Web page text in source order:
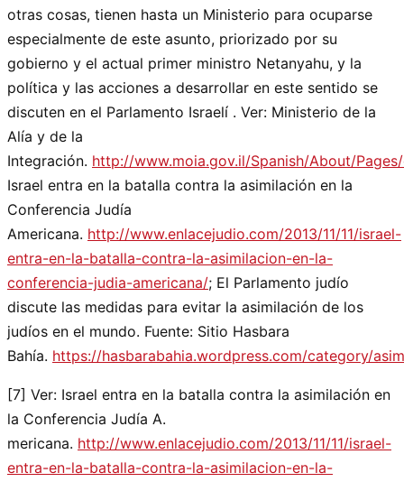
otras cosas, tienen hasta un Ministerio para ocuparse
especialmente de este asunto, priorizado por su
gobierno y el actual primer ministro Netanyahu, y la
política y las acciones a desarrollar en este sentido se
discuten en el Parlamento Israelí . Ver: Ministerio de la
Alía y de la
Integración. http://www.moia.gov.il/Spanish/About/
Israel entra en la batalla contra la asimilación en la
Conferencia Judía
Americana. http://www.enlacejudio.com/2013/11/11/israel-
entra-en-la-batalla-contra-la-asimilacion-en-la-
conferencia-judia-americana/; El Parlamento judío
discute las medidas para evitar la asimilación de los
judíos en el mundo. Fuente: Sitio Hasbara
Bahía. https://hasbarabahia.wordpress.com/category/
[7] Ver: Israel entra en la batalla contra la asimilación en
la Conferencia Judía A.
mericana. http://www.enlacejudio.com/2013/11/11/israel-
entra-en-la-batalla-contra-la-asimilacion-en-la-